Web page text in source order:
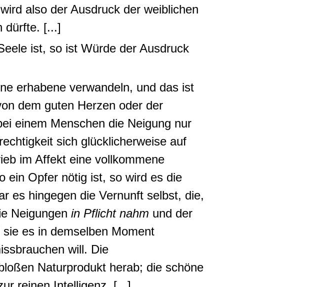
also der Ausdruck der weiblichen
dürfte. [...]
ist, so ist Würde der Ausdruck
erhabene verwandeln, und das ist
dem guten Herzen oder der
einem Menschen die Neigung nur
sich glücklicherweise auf
im Affekt eine vollkommene
ein Opfer nötig ist, so wird es die
es hingegen die Vernunft selbst, die,
Neigungen in Pflicht nahm und der
sie es in demselben Moment
will. Die
Naturprodukt herab; die schöne